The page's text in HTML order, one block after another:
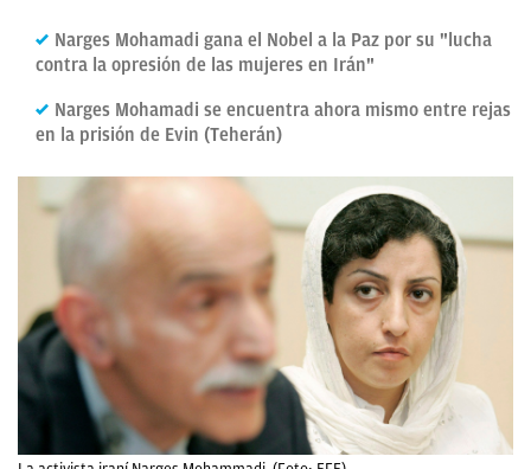
Narges Mohamadi gana el Nobel a la Paz por su "lucha
contra la opresión de las mujeres en Irán"
Narges Mohamadi se encuentra ahora mismo entre rejas
en la prisión de Evin (Teherán)